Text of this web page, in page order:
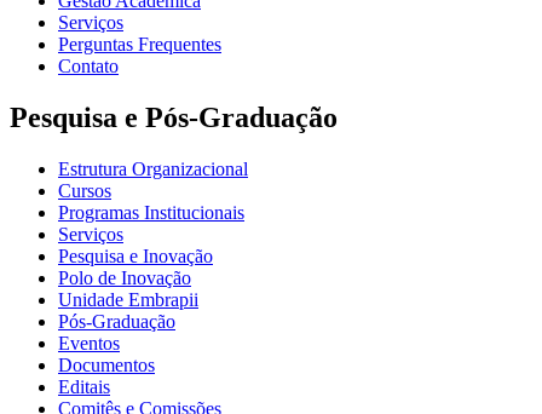
Serviços
Perguntas Frequentes
Contato
Pesquisa e Pós-Graduação
Estrutura Organizacional
Cursos
Programas Institucionais
Serviços
Pesquisa e Inovação
Polo de Inovação
Unidade Embrapii
Pós-Graduação
Eventos
Documentos
Editais
Comitês e Comissões